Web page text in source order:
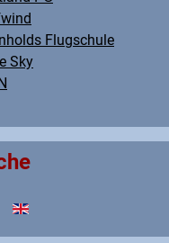
Flugschule
Sky
auswählen